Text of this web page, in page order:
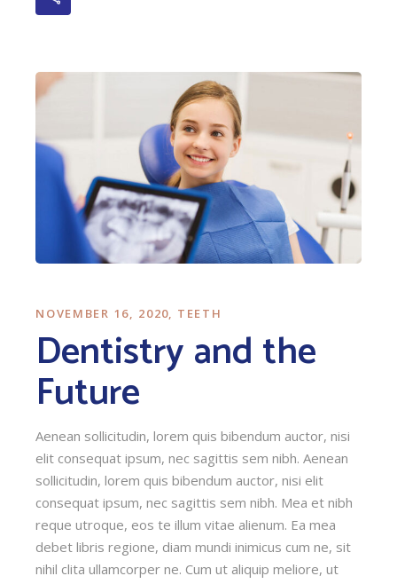
NOVEMBER 16, 2020 TEETH
Dentistry and the
Future
Aenean sollicitudin, lorem quis bibendum auctor, nisi
elit consequat ipsum, nec sagittis sem nibh. Aenean
sollicitudin, lorem quis bibendum auctor, nisi elit
consequat ipsum, nec sagittis sem nibh. Mea et nibh
reque utroque, eos te illum vitae alienum. Ea mea
debet libris regione, diam mundi inimicus cum ne, sit
nihil clita ullamcorper ne. Cum ut aliquip meliore, ut